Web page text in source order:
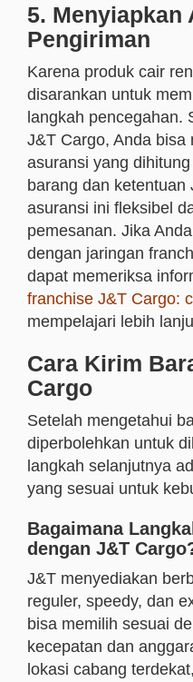
5. Menyiapkan
Pengiriman
Karena produk cair
disarankan untuk
langkah pencegahan.
J&T Cargo, Anda bisa
asuransi yang
barang dan ketentuan
asuransi ini fleksibel
pemesanan. Jika
dengan jaringan
dapat memeriksa
franchise J&T Cargo:
mempelajari lebih
Cara Kirim
Cargo
Setelah mengetahui
diperbolehkan untuk
langkah selanjutnya
yang sesuai untuk
Bagaimana
dengan J&T
J&T menyediakan
reguler, speedy, dan
bisa memilih sesuai
kecepatan dan
lokasi cabang